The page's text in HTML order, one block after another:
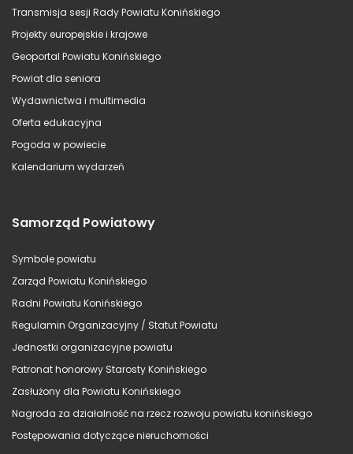
Transmisja sesji Rady Powiatu Konińskiego
Projekty europejskie i krajowe
Geoportal Powiatu Konińskiego
Powiat dla seniora
Wydawnictwa i multimedia
Oferta edukacyjna
Pogoda w powiecie
Kalendarium wydarzeń
Samorząd Powiatowy
Symbole powiatu
Zarząd Powiatu Konińskiego
Radni Powiatu Konińskiego
Regulamin Organizacyjny / Statut Powiatu
Jednostki organizacyjne powiatu
Patronat honorowy Starosty Konińskiego
Zasłużony dla Powiatu Konińskiego
Nagroda za działalność na rzecz rozwoju powiatu konińskiego
Postępowania dotyczące nieruchomości